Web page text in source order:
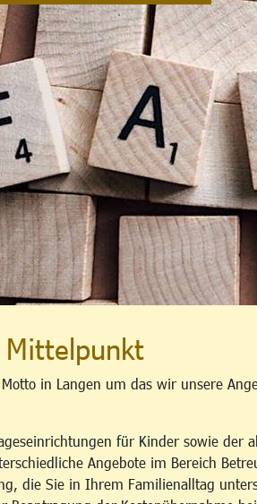
in Langen um das wir unsere
für Kinder sowie der
Angebote im Bereich
die Sie in Ihrem Familienalltag